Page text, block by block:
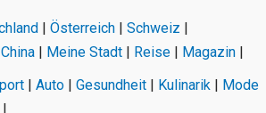
Österreich Schweiz
China Meine Stadt Reise Magazin
Auto Gesundheit Kulinarik
Mode